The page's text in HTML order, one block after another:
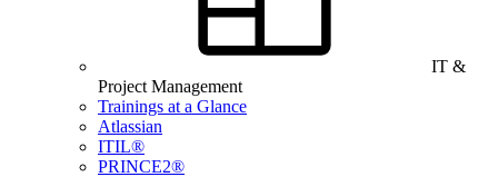
IT &
Project Management
Trainings at a Glance
Atlassian
ITIL®
PRINCE2®